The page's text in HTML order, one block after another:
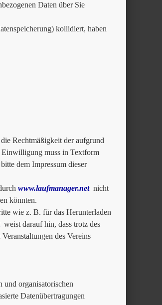
Daten über Sie
kollidiert, haben
Rechtmäßigkeit der aufgrund
muss in Textform
dem Impressum dieser
www.laufmanager.netnicht
könnten.
wie z. B. für das Herunterladen
weist darauf hin, dass trotz des
des Vereins
organisatorischen
Datenübertragungen